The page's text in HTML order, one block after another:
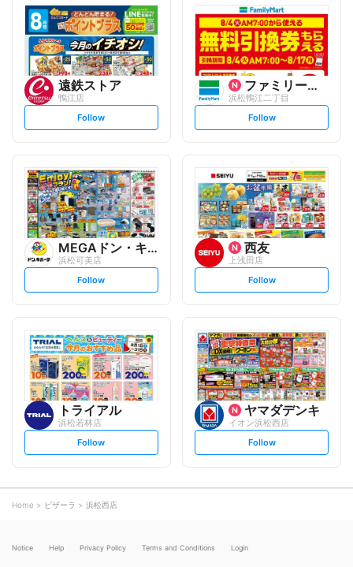
遠鉄ストア
鴨江店
s
t
l
o
w
Follow
ファミリーマート
浜松鴨江二丁目
s
t
l
o
w
Follow
MEGAドン・キホーテ
浜松可美店
s
t
o
w
Follow
西友
上浅田店
s
t
l
o
w
Follow
トライアル
浜松若林店
s
t
o
w
Follow
ヤマダデンキ
イオン浜松西店
s
t
Follow
Home ピザーラ 浜松西店
Notice Help Privacy Policy Terms and Conditions Login